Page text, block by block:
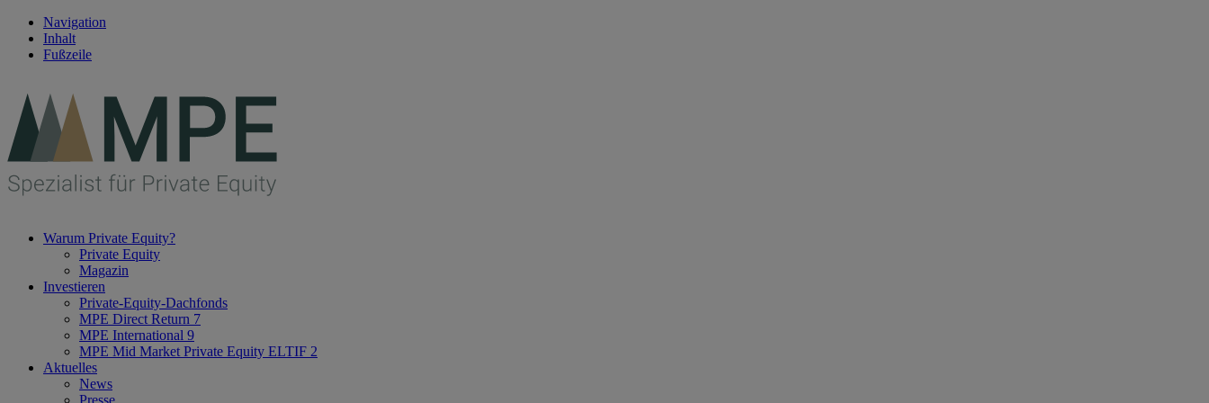
Navigation
Inhalt
Fußzeile
Warum Private Equity?
Private Equity
Magazin
Investieren
Private-Equity-Dachfonds
MPE Direct Return 7
MPE International 9
MPE Mid Market Private Equity ELTIF 2
Aktuelles
News
Presse